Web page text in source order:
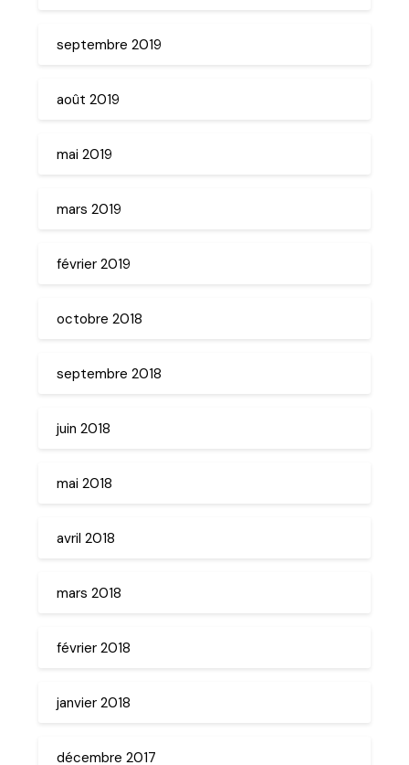
septembre 2019
août 2019
mai 2019
mars 2019
février 2019
octobre 2018
septembre 2018
juin 2018
mai 2018
avril 2018
mars 2018
février 2018
janvier 2018
décembre 2017